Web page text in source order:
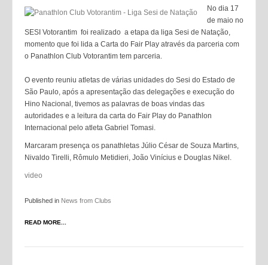
No dia 17
de maio no
SESI Votorantim foi realizado a etapa da liga Sesi de Natação,
momento que foi lida a Carta do Fair Play através da parceria com
o Panathlon Club Votorantim tem parceria.
O evento reuniu atletas de várias unidades do Sesi do Estado de
São Paulo, após a apresentação das delegações e execução do
Hino Nacional, tivemos as palavras de boas vindas das
autoridades e a leitura da carta do Fair Play do Panathlon
Internacional pelo atleta Gabriel Tomasi.
Marcaram presença os panathletas Júlio César de Souza Martins,
Nivaldo Tirelli, Rômulo Metidieri, João Vinícius e Douglas Nikel.
video
Published in News from Clubs
READ MORE...